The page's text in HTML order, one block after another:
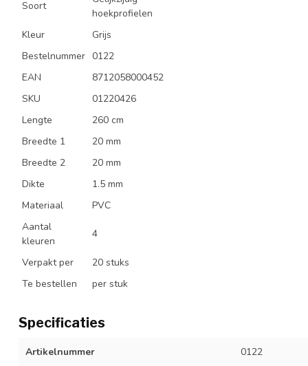
Soort
hoekprofielen
Kleur
Grijs
Bestelnummer 0122
EAN
8712058000452
SKU
01220426
Lengte
260 cm
Breedte 1
20 mm
Breedte 2
20 mm
Dikte
1.5 mm
Materiaal
PVC
Aantal
kleuren
4
Verpakt per
20 stuks
Te bestellen
per stuk
Specificaties
Artikelnummer 0122